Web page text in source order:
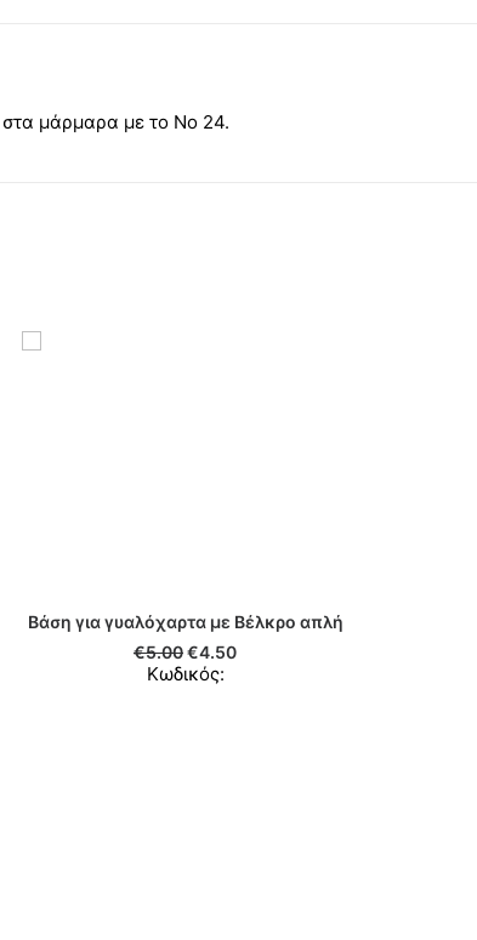
στα μάρμαρα με το Νο 24.
Βάση για γυαλόχαρτα με Βέλκρο απλή
€5.00€4.50
Κωδικός: